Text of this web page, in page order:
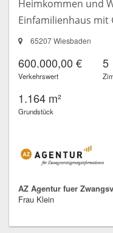
Heimkommen und
Einfamilienhaus mit
65207 Wiesbaden
600.000,00 €
Verkehrswert
5
1.164 m²
Grundstück
AZ Agentur fuer
Frau Klein